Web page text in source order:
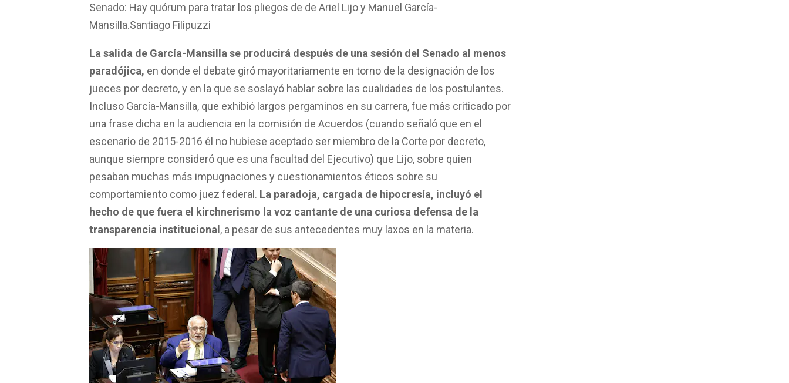
Senado: Hay quórum para tratar los pliegos de de Ariel Lijo y Manuel García-
Mansilla.Santiago Filipuzzi
La salida de García-Mansilla se producirá después de una sesión del Senado al menos
paradójica, en donde el debate giró mayoritariamente en torno de la designación de los
jueces por decreto, y en la que se soslayó hablar sobre las cualidades de los postulantes.
Incluso García-Mansilla, que exhibió largos pergaminos en su carrera, fue más criticado por
una frase dicha en la audiencia en la comisión de Acuerdos (cuando señaló que en el
escenario de 2015-2016 él no hubiese aceptado ser miembro de la Corte por decreto,
aunque siempre consideró que es una facultad del Ejecutivo) que Lijo, sobre quien
pesaban muchas más impugnaciones y cuestionamientos éticos sobre su
comportamiento como juez federal. La paradoja, cargada de hipocresía, incluyó el
hecho de que fuera el kirchnerismo la voz cantante de una curiosa defensa de la
transparencia institucional , a pesar de sus antecedentes muy laxos en la materia.